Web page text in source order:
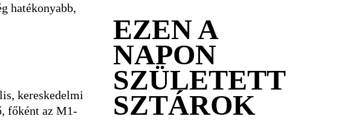
hatékonyabb,
kereskedelmi
főként az M1-
EZEN A
NAPON
SZÜLETETT
SZTÁROK